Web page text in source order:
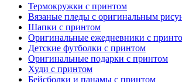
Термокружки с принтом
Вязаные пледы с оригинальным
Шапки с принтом
Оригинальные ежедневники с
Детские футболки с принтом
Оригинальные подарки с принтом
Худи с принтом
Бейсболки и панамы с принтом